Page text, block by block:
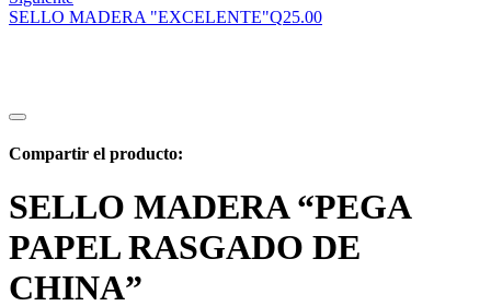
SELLO MADERA "EXCELENTE"Q25.00
Compartir el producto:
SELLO MADERA “PEGA
PAPEL RASGADO DE
CHINA”